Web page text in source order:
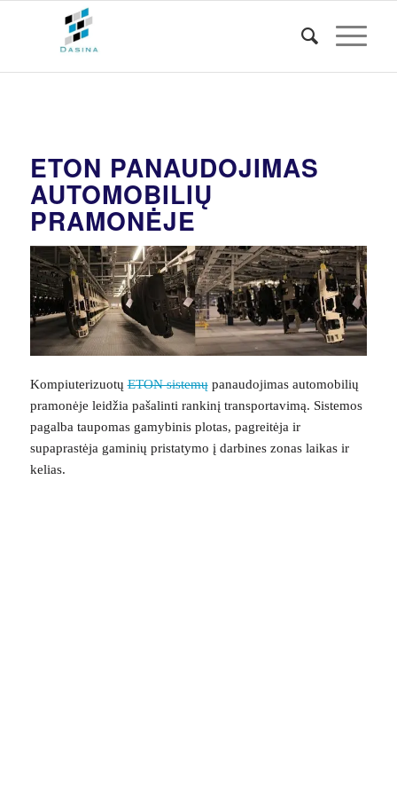
ETON PANAUDOJIMAS
AUTOMOBILIŲ
PRAMONĖJE
KompiuterizuotųETON sistemųpanaudojimas automobilių
pramonėje leidžia pašalinti rankinį transportavimą. Sistemos
pagalba taupomas gamybinis plotas, pagreitėja ir
supaprastėja gaminių pristatymo į darbines zonas laikas ir
kelias.